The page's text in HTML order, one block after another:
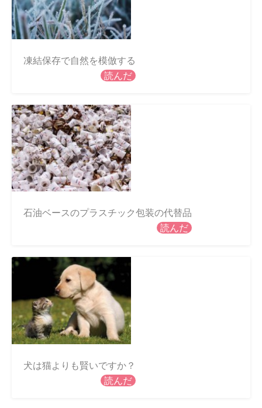
凍結保存で自然を模倣する
読んだ
石油ベースのプラスチック包装の代替品
読んだ
犬は猫よりも賢いですか？
読んだ